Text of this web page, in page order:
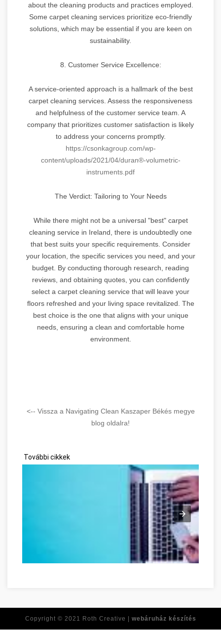
about the cleaning products and practices employed.
Some carpet cleaning services prioritize eco-friendly
solutions, which may be essential if you are keen on
sustainability.
8. Customer Service Excellence:
A service-oriented approach is a hallmark of the best
carpet cleaning services. Assess the responsiveness
and helpfulness of the customer service team. A
company that prioritizes customer satisfaction is likely
to address your concerns promptly.
https://csonkagroup.com/wp-
content/uploads/2021/04/duran®-volumetric-
instruments.pdf
The Verdict: Tailoring to Your Needs
While there might not be a universal "best" carpet
cleaning service in Ireland, there is undoubtedly one
that best suits your specific requirements. Consider
your location, the specific services you need, and your
budget. By conducting thorough research, reading
reviews, and obtaining quotes, you can confidently
select a carpet cleaning service that will leave your
floors refreshed and your living space revitalized. The
best choice is the one that aligns with your unique
needs, ensuring a clean and comfortable home
environment.
<-- Vissza a Navigating Clean Kaszaper Békés megye
blog oldalra!
További cikkek
Copyright © 2021 Roth Creative | webáruház készítés